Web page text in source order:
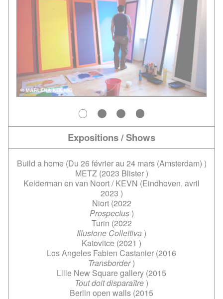
Expositions / Shows
Build a home (Du 26 février au 24 mars (Amsterdam) )
METZ (2023 Blister)
Kelderman en van Noort / KEVN (Eindhoven, avril
2023 )
Niort (2022
Prospectus)
Turin (2022
Illusione Collettiva )
Katovitce (2021 )
Los Angeles Fabien Castanier (2016
Transborder)
Lille New Square gallery (2015
Tout doit disparaître )
Berlin open walls (2015